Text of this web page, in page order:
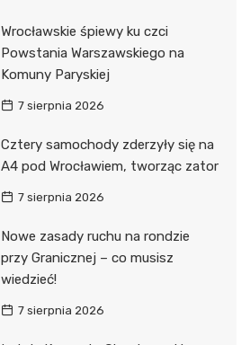
Wrocławskie śpiewy ku czci
Powstania Warszawskiego na
Komuny Paryskiej
7 sierpnia 2026
Cztery samochody zderzyły się na
A4 pod Wrocławiem, tworząc zator
7 sierpnia 2026
Nowe zasady ruchu na rondzie
przy Granicznej – co musisz
wiedzieć!
7 sierpnia 2026